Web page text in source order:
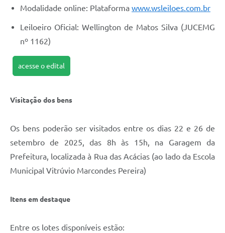
Modalidade online: Plataforma www.wsleiloes.com.br
Leiloeiro Oficial: Wellington de Matos Silva (JUCEMG
nº 1162)
acesse o edital
Visitação dos bens
Os bens poderão ser visitados entre os dias 22 e 26 de
setembro de 2025, das 8h às 15h, na Garagem da
Prefeitura, localizada à Rua das Acácias (ao lado da Escola
Municipal Vitrúvio Marcondes Pereira)
Itens em destaque
Entre os lotes disponíveis estão: